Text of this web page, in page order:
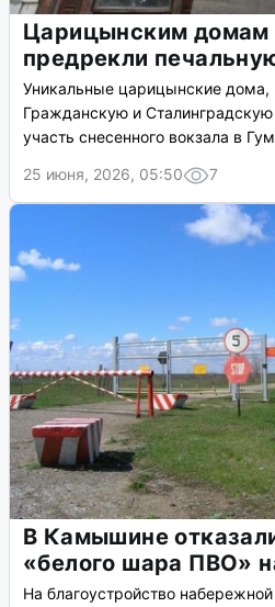
Царицынским домам
предрекли
Уникальные царицынские
Гражданскую и Сталинградскую
участь снесенного вокзала в
25 июня, 2026, 05:50
7
В Камышине
«белого шара ПВО»
На благоустройство